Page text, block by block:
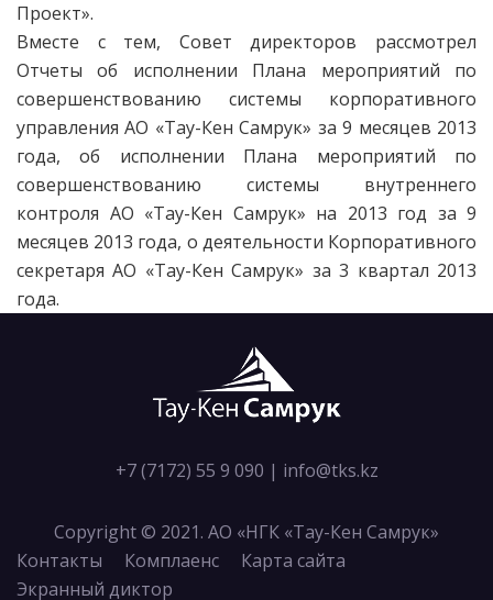
Проект».
Вместе с тем, Совет директоров рассмотрел
Отчеты об исполнении Плана мероприятий по
совершенствованию системы корпоративного
управления АО «Тау-Кен Самрук» за 9 месяцев 2013
года, об исполнении Плана мероприятий по
совершенствованию системы внутреннего
контроля АО «Тау-Кен Самрук» на 2013 год за 9
месяцев 2013 года, о деятельности Корпоративного
секретаря АО «Тау-Кен Самрук» за 3 квартал 2013
года.
+7 (7172) 55 9 090 | info@tks.kz
Copyright © 2021. АО «НГК «Тау-Кен Самрук»
Контакты
Комплаенс
Карта сайта
Экранный диктор